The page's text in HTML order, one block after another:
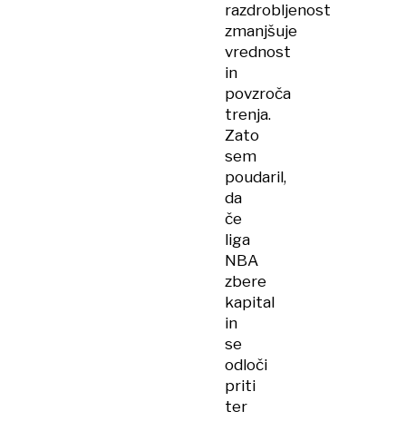
razdrobljenost
zmanjšuje
vrednost
in
povzroča
trenja.
Zato
sem
poudaril,
da
če
liga
NBA
zbere
kapital
in
se
odloči
priti
ter